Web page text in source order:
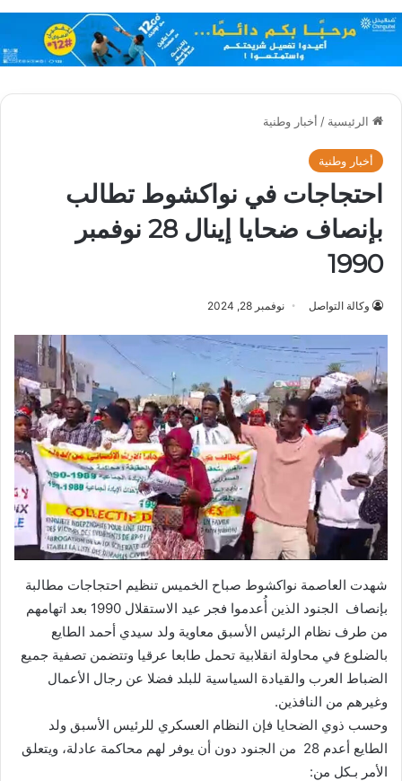
الرئيسية / أخبار وطنية
أخبار وطنية
احتجاجات في نواكشوط تطالب
بإنصاف ضحايا إينال 28 نوفمبر
1990
وكالة التواصل نوفمبر 28, 2024
شهدت العاصمة نواكشوط صباح الخميس تنظيم احتجاجات مطالبة
بإنصاف الجنود الذين أُعدموا فجر عيد الاستقلال 1990 بعد اتهامهم
من طرف نظام الرئيس الأسبق معاوية ولد سيدي أحمد الطايع
بالضلوع في محاولة انقلابية تحمل طابعا عرقيا وتتضمن تصفية جميع
الضباط العرب والقيادة السياسية للبلد فضلا عن رجال الأعمال
وغيرهم من النافذين.
وحسب ذوي الضحايا فإن النظام العسكري للرئيس الأسبق ولد
الطايع أعدم 28 من الجنود دون أن يوفر لهم محاكمة عادلة، ويتعلق
الأمر بـكل من: